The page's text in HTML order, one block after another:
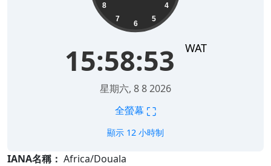
4
5
6
7
8
15:58:53 WAT
星期六, 8 8 2026
全螢幕 ⛶
顯示 12 小時制
IANA名稱： Africa/Douala